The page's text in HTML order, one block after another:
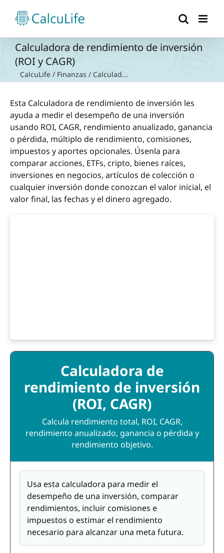
contenido
Calculadora de rendimiento de inversión
(ROI y CAGR)
CalcuLife / Finanzas / Calculad...
Esta Calculadora de rendimiento de inversión les
ayuda a medir el desempeño de una inversión
usando ROI, CAGR, rendimiento anualizado, ganancia
o pérdida, múltiplo de rendimiento, comisiones,
impuestos y aportes opcionales. Úsenla para
comparar acciones, ETFs, cripto, bienes raíces,
inversiones en negocios, artículos de colección o
cualquier inversión donde conozcan el valor inicial, el
valor final, las fechas y el dinero agregado.
Calculadora de
rendimiento de inversión
(ROI, CAGR)
Calcula rendimiento total, ROI, CAGR,
rendimiento anualizado, ganancia o pérdida y
rendimiento objetivo.
Usa esta calculadora para medir el
desempeño de una inversión, comparar
rendimientos, incluir comisiones e
impuestos o estimar el rendimiento
necesario para alcanzar una meta futura.